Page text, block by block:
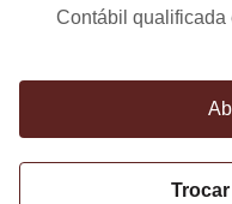
Contábil qualificada